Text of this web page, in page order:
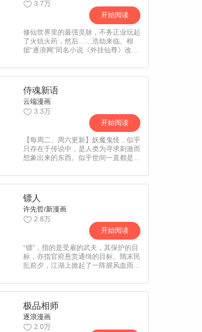
3.7万
开始阅读
修仙世界里的最强灵脉，不务正业玩起
了火铳火药，然后……浩劫来临。根
据“逐浪网”同名小说《外挂仙尊》改
侍魂新语
云端漫画
3.3万
开始阅读
【每周二、周六更新】妖魔鬼怪，似乎
只存在于传说中，是人类为寻求刺激而
想象出来的东西。似乎世间一直都是平
中看到一个鬼影之后，他的命运就随之
改写。 几个小时之后，他被一个女鬼
附身，然后…… 他变成了女人！
镖人
许先哲/新漫画
2.8万
开始阅读
“镖”，指的是受雇的武夫，其保护的目
标，亦指官府悬赏通缉的目标。隋末民
乱前夕，江湖上掀起了一阵腥风血雨，
极品相师
逐浪漫画
2.0万